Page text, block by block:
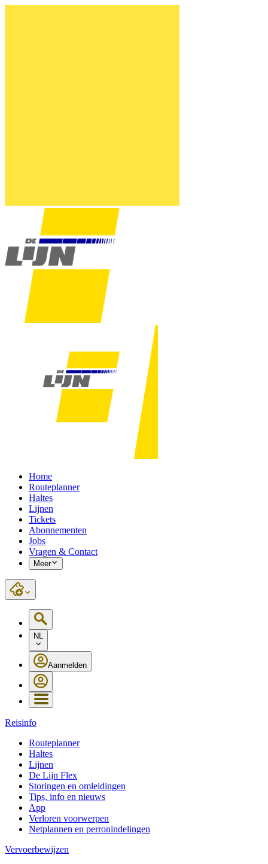
Home
Routeplanner
Haltes
Lijnen
Tickets
Abonnementen
Jobs
Vragen & Contact
Meer
NL
Aanmelden
Reisinfo
Routeplanner
Haltes
Lijnen
De Lijn Flex
Storingen en omleidingen
Tips, info en nieuws
App
Verloren voorwerpen
Netplannen en perronindelingen
Vervoerbewijzen